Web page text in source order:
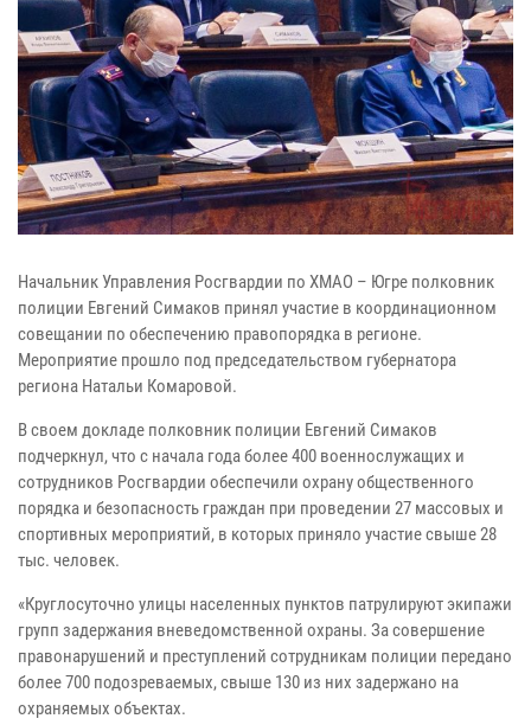
Начальник Управления Росгвардии по ХМАО – Югре полковник
полиции Евгений Симаков принял участие в координационном
совещании по обеспечению правопорядка в регионе.
Мероприятие прошло под председательством губернатора
региона Натальи Комаровой.
В своем докладе полковник полиции Евгений Симаков
подчеркнул, что с начала года более 400 военнослужащих и
сотрудников Росгвардии обеспечили охрану общественного
порядка и безопасность граждан при проведении 27 массовых и
спортивных мероприятий, в которых приняло участие свыше 28
тыс. человек.
«Круглосуточно улицы населенных пунктов патрулируют экипажи
групп задержания вневедомственной охраны. За совершение
правонарушений и преступлений сотрудникам полиции передано
более 700 подозреваемых, свыше 130 из них задержано на
охраняемых объектах.